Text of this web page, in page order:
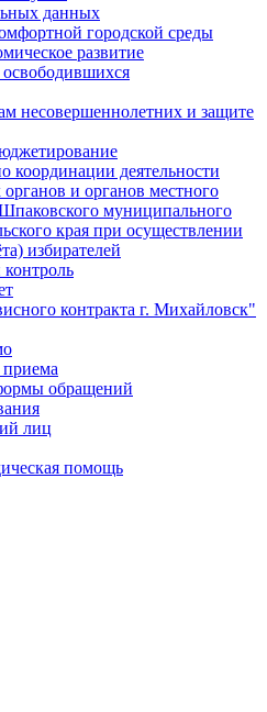
данных
городской среды
развитие
несовершеннолетних и защите
координации деятельности
и органов местного
муниципального
края при осуществлении
избирателей
контракта г. Михайловск"
обращений
лиц
помощь